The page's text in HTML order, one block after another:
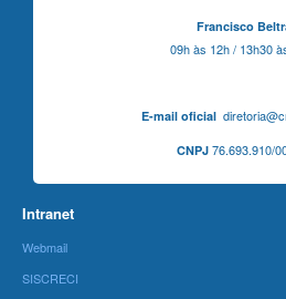
Francisco
09h às 12h / 13h30
E-mail oficial
CNPJ76.693.910/
Intranet
Webmail
SISCRECI